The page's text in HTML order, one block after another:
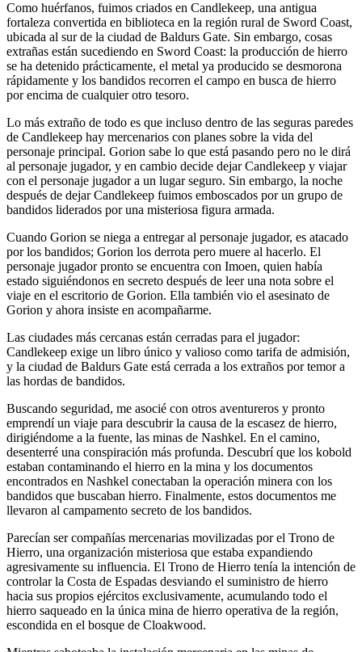
Como huérfanos, fuimos criados en Candlekeep, una antigua
fortaleza convertida en biblioteca en la región rural de Sword Coast,
ubicada al sur de la ciudad de Baldurs Gate. Sin embargo, cosas
extrañas están sucediendo en Sword Coast: la producción de hierro
se ha detenido prácticamente, el metal ya producido se desmorona
rápidamente y los bandidos recorren el campo en busca de hierro
por encima de cualquier otro tesoro.
Lo más extraño de todo es que incluso dentro de las seguras paredes
de Candlekeep hay mercenarios con planes sobre la vida del
personaje principal. Gorion sabe lo que está pasando pero no le dirá
al personaje jugador, y en cambio decide dejar Candlekeep y viajar
con el personaje jugador a un lugar seguro. Sin embargo, la noche
después de dejar Candlekeep fuimos emboscados por un grupo de
bandidos liderados por una misteriosa figura armada.
Cuando Gorion se niega a entregar al personaje jugador, es atacado
por los bandidos; Gorion los derrota pero muere al hacerlo. El
personaje jugador pronto se encuentra con Imoen, quien había
estado siguiéndonos en secreto después de leer una nota sobre el
viaje en el escritorio de Gorion. Ella también vio el asesinato de
Gorion y ahora insiste en acompañarme.
Las ciudades más cercanas están cerradas para el jugador:
Candlekeep exige un libro único y valioso como tarifa de admisión,
y la ciudad de Baldurs Gate está cerrada a los extraños por temor a
las hordas de bandidos.
Buscando seguridad, me asocié con otros aventureros y pronto
emprendí un viaje para descubrir la causa de la escasez de hierro,
dirigiéndome a la fuente, las minas de Nashkel. En el camino,
desenterré una conspiración más profunda. Descubrí que los kobold
estaban contaminando el hierro en la mina y los documentos
encontrados en Nashkel conectaban la operación minera con los
bandidos que buscaban hierro. Finalmente, estos documentos me
llevaron al campamento secreto de los bandidos.
Parecían ser compañías mercenarias movilizadas por el Trono de
Hierro, una organización misteriosa que estaba expandiendo
agresivamente su influencia. El Trono de Hierro tenía la intención de
controlar la Costa de Espadas desviando el suministro de hierro
hacia sus propios ejércitos exclusivamente, acumulando todo el
hierro saqueado en la única mina de hierro operativa de la región,
escondida en el bosque de Cloakwood.